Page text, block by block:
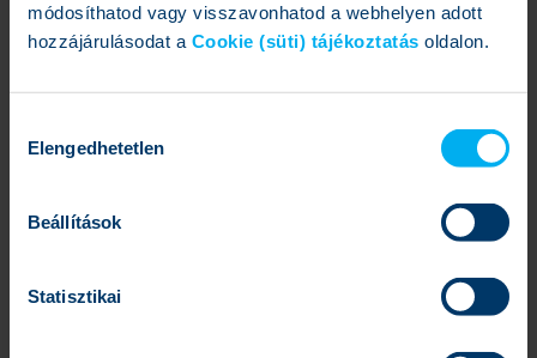
módosíthatod vagy visszavonhatod a webhelyen adott
hozzájárulásodat a Cookie (süti) tájékoztatás oldalon.
kiválasztása
Elengedhetetlen
Beállítások
Statisztikai